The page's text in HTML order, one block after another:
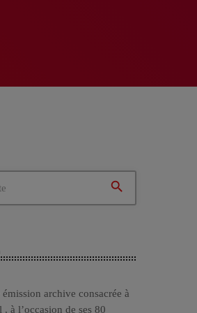
search
archive consacrée à
à l’occasion de ses 80